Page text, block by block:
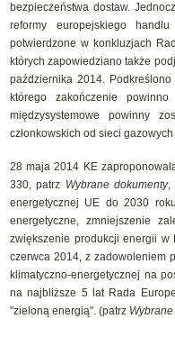
bezpieczeństwa dostaw.
reformy europejskiego
potwierdzone w konkluzjach
których zapowiedziano także
października 2014.
którego zakończenie
międzysystemowe powinny
członkowskich od sieci
28 maja 2014 KE
330, patrz Wybrane dokumenty,
energetycznej UE do 2030
energetyczne, zmniejszenie
zwiększenie produkcji energii w
czerwca 2014, z zadowoleniem
klimatyczno-energetycznej na
na najbliższe 5 lat Rada
"zieloną energią". (patrz